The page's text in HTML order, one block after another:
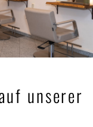
unserer